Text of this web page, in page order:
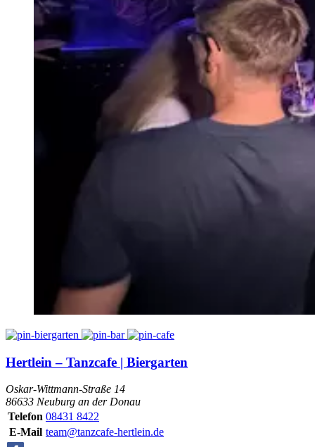
Hertlein – Tanzcafe | Biergarten
Oskar-Wittmann-Straße 14
86633 Neuburg an der Donau
Telefon 08431 8422
E-Mail team@tanzcafe-hertlein.de